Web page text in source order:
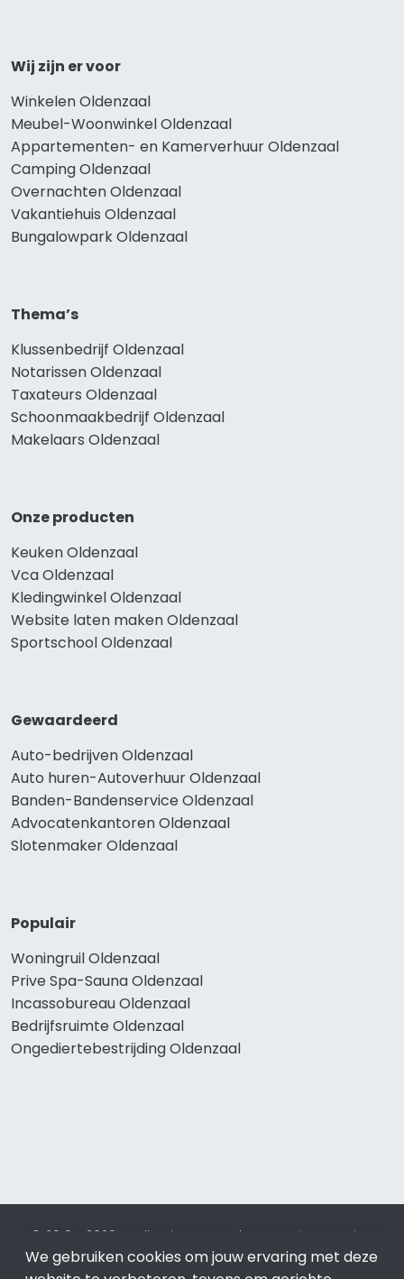
Wij zijn er voor
Winkelen Oldenzaal
Meubel-Woonwinkel Oldenzaal
Appartementen- en Kamerverhuur Oldenzaal
Camping Oldenzaal
Overnachten Oldenzaal
Vakantiehuis Oldenzaal
Bungalowpark Oldenzaal
Thema’s
Klussenbedrijf Oldenzaal
Notarissen Oldenzaal
Taxateurs Oldenzaal
Schoonmaakbedrijf Oldenzaal
Makelaars Oldenzaal
Onze producten
Keuken Oldenzaal
Vca Oldenzaal
Kledingwinkel Oldenzaal
Website laten maken Oldenzaal
Sportschool Oldenzaal
Gewaardeerd
Auto-bedrijven Oldenzaal
Auto huren-Autoverhuur Oldenzaal
Banden-Bandenservice Oldenzaal
Advocatenkantoren Oldenzaal
Slotenmaker Oldenzaal
Populair
Woningruil Oldenzaal
Prive Spa-Sauna Oldenzaal
Incassobureau Oldenzaal
Bedrijfsruimte Oldenzaal
Ongediertebestrijding Oldenzaal
© 2019 - 2026 Realisatie en SEO door SEO-bureau
Lion
Internet. Betaal alleen voor bewezen resultaten?SEO
optimalisatie No Cure No Pay.Oldenzaal is onderdeel van
We gebruiken cookies om jouw ervaring met deze